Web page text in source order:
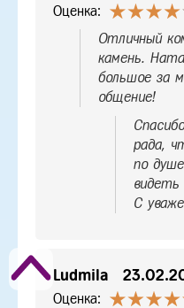
Оценка:
Отличный
камень.
большое за
общение!
рада,
по
видеть
С
Ludmila
Оценка: